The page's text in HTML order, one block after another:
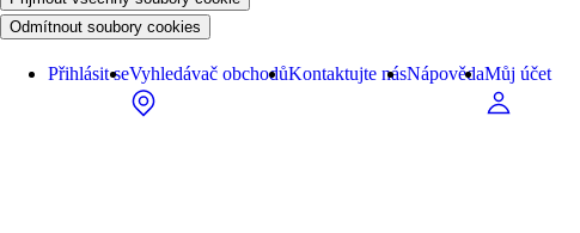
Odmítnout soubory cookies
Přihlásit seVyhledávač obchodůKontaktujte násNápovědaMůj účet